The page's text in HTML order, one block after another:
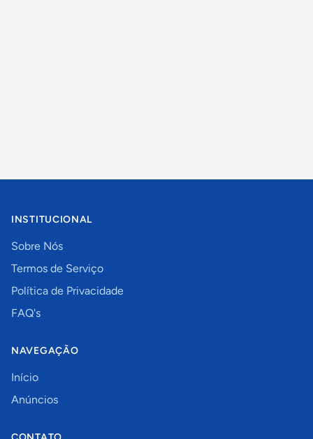
INSTITUCIONAL
Sobre Nós
Termos de Serviço
Política de Privacidade
FAQ's
NAVEGAÇÃO
Início
Anúncios